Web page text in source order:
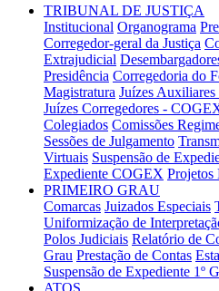
TRIBUNAL DE JUSTIÇA
Institucional Organograma
Corregedor-geral da Justiça
Extrajudicial
Presidência Corregedoria do
Magistratura Juízes Auxiliares
Juízes Corregedores -
Colegiados Comissões
Sessões de Julgamento
Virtuais Suspensão de
Expediente COGEX Projetos
PRIMEIRO GRAU
Comarcas Juizados Especiais
Uniformização de
Polos Judiciais Relatório de
Grau Prestação de Contas
Suspensão de Expediente 1º
ATOS